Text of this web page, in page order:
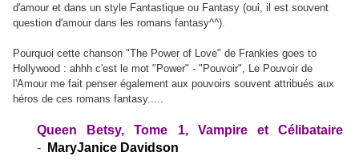
d'amour et dans un style Fantastique ou Fantasy (oui, il est souvent
question d'amour dans les romans fantasy^^).
Pourquoi cette chanson "The Power of Love" de Frankies goes to
Hollywood : ahhh c'est le mot "Power" - "Pouvoir", Le Pouvoir de
l'Amour me fait penser également aux pouvoirs souvent attribués aux
héros de ces romans fantasy.....
Queen Betsy, Tome 1, Vampire et Célibataire
-
MaryJanice Davidson